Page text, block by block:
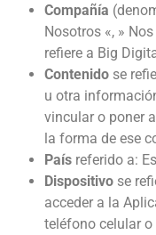
Compañía
Nosotros «, »
refiere a Big
Contenido se
u otra
vincular o poner
la forma de ese
País referido a:
Dispositivo se
acceder a la
teléfono celular